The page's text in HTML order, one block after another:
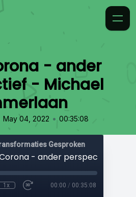
- ander
- Michael
May 04, 2022 • 00:35:08
Gesproken
1x 00:00 / 00:35:08